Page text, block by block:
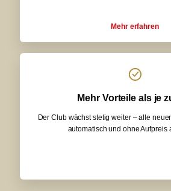
Mehr erfahren
Mehr Vorteile als je
Der Club wächst stetig weiter – alle
automatisch und ohne Aufpreis